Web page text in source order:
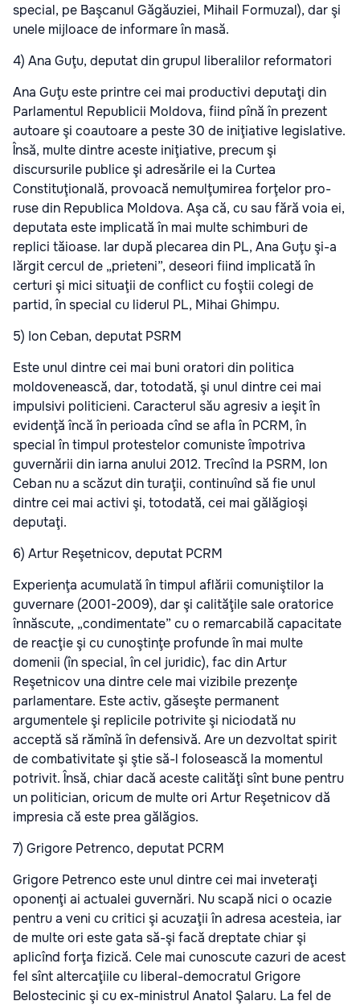
special, pe Başcanul Găgăuziei, Mihail Formuzal), dar şi
unele mijloace de informare în masă.
4) Ana Guţu, deputat din grupul liberalilor reformatori
Ana Guţu este printre cei mai productivi deputaţi din
Parlamentul Republicii Moldova, fiind pînă în prezent
autoare şi coautoare a peste 30 de iniţiative legislative.
Însă, multe dintre aceste iniţiative, precum şi
discursurile publice şi adresările ei la Curtea
Constituţională, provoacă nemulţumirea forţelor pro-
ruse din Republica Moldova. Aşa că, cu sau fără voia ei,
deputata este implicată în mai multe schimburi de
replici tăioase. Iar după plecarea din PL, Ana Guţu şi-a
lărgit cercul de „prieteni”, deseori fiind implicată în
certuri şi mici situaţii de conflict cu foştii colegi de
partid, în special cu liderul PL, Mihai Ghimpu.
5) Ion Ceban, deputat PSRM
Este unul dintre cei mai buni oratori din politica
moldovenească, dar, totodată, şi unul dintre cei mai
impulsivi politicieni. Caracterul său agresiv a ieşit în
evidenţă încă în perioada cînd se afla în PCRM, în
special în timpul protestelor comuniste împotriva
guvernării din iarna anului 2012. Trecînd la PSRM, Ion
Ceban nu a scăzut din turaţii, continuînd să fie unul
dintre cei mai activi şi, totodată, cei mai gălăgioşi
deputaţi.
6) Artur Reşetnicov, deputat PCRM
Experienţa acumulată în timpul aflării comuniştilor la
guvernare (2001-2009), dar şi calităţile sale oratorice
înnăscute, „condimentate” cu o remarcabilă capacitate
de reacţie şi cu cunoştinţe profunde în mai multe
domenii (în special, în cel juridic), fac din Artur
Reşetnicov una dintre cele mai vizibile prezenţe
parlamentare. Este activ, găseşte permanent
argumentele şi replicile potrivite şi niciodată nu
acceptă să rămînă în defensivă. Are un dezvoltat spirit
de combativitate şi ştie să-l folosească la momentul
potrivit. Însă, chiar dacă aceste calităţi sînt bune pentru
un politician, oricum de multe ori Artur Reşetnicov dă
impresia că este prea gălăgios.
7) Grigore Petrenco, deputat PCRM
Grigore Petrenco este unul dintre cei mai inveteraţi
oponenţi ai actualei guvernări. Nu scapă nici o ocazie
pentru a veni cu critici şi acuzaţii în adresa acesteia, iar
de multe ori este gata să-şi facă dreptate chiar şi
aplicînd forţa fizică. Cele mai cunoscute cazuri de acest
fel sînt altercaţiile cu liberal-democratul Grigore
Belostecinic şi cu ex-ministrul Anatol Şalaru. La fel de